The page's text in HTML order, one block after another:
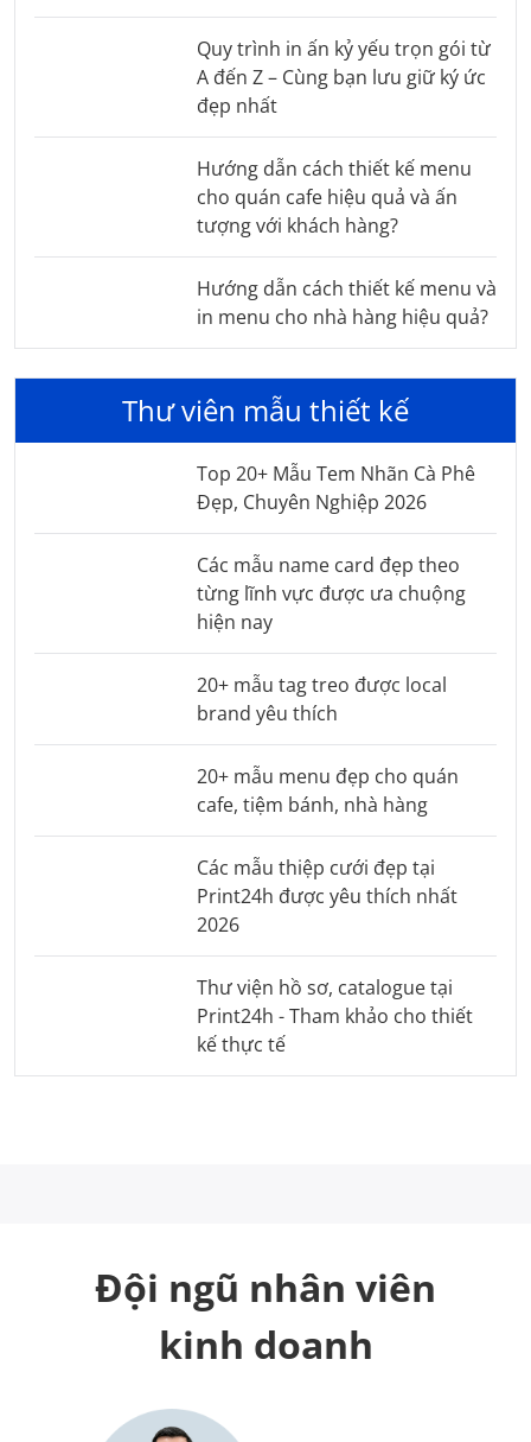
Quy trình in ấn kỷ yếu trọn gói từ
A đến Z – Cùng bạn lưu giữ ký ức
đẹp nhất
Hướng dẫn cách thiết kế menu
cho quán cafe hiệu quả và ấn
tượng với khách hàng?
Hướng dẫn cách thiết kế menu và
in menu cho nhà hàng hiệu quả?
Thư viên mẫu thiết kế
Top 20+ Mẫu Tem Nhãn Cà Phê
Đẹp, Chuyên Nghiệp 2026
Các mẫu name card đẹp theo
từng lĩnh vực được ưa chuộng
hiện nay
20+ mẫu tag treo được local
brand yêu thích
20+ mẫu menu đẹp cho quán
cafe, tiệm bánh, nhà hàng
Các mẫu thiệp cưới đẹp tại
Print24h được yêu thích nhất
2026
Thư viện hồ sơ, catalogue tại
Print24h - Tham khảo cho thiết
kế thực tế
Đội ngũ nhân viên
kinh doanh